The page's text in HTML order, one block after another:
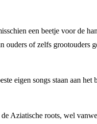
een beetje voor de
of zelfs grootouders
eigen songs staan aan het
Aziatische roots, wel